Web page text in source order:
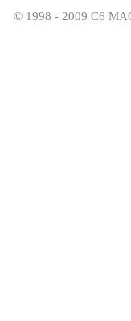
© 1998 - 2009 C6